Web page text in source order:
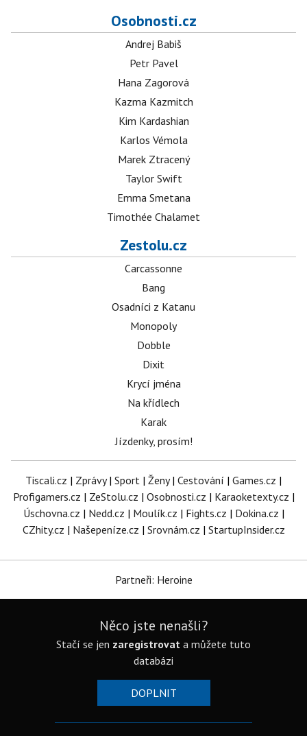
Osobnosti.cz
Andrej Babiš
Petr Pavel
Hana Zagorová
Kazma Kazmitch
Kim Kardashian
Karlos Vémola
Marek Ztracený
Taylor Swift
Emma Smetana
Timothée Chalamet
Zestolu.cz
Carcassonne
Bang
Osadníci z Katanu
Monopoly
Dobble
Dixit
Krycí jména
Na křídlech
Karak
Jízdenky, prosím!
Tiscali.cz | Zprávy| Sport | Ženy| Cestování | Games.cz |
Profigamers.cz | ZeStolu.cz | Osobnosti.cz | Karaoketexty.cz |
Úschovna.cz | Nedd.cz | Moulík.cz | Fights.cz | Dokina.cz |
CZhity.cz | Našepeníze.cz | Srovnám.cz | StartupInsider.cz
Partneři: Heroine
Něco jste nenašli?
Stačí se jen zaregistrovat a můžete tuto
databázi
DOPLNIT